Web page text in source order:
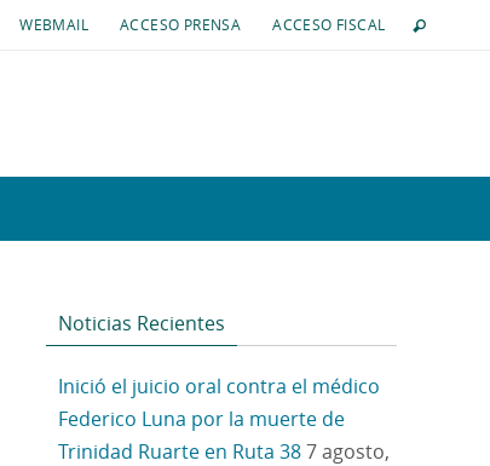
WEBMAIL ACCESO PRENSA ACCESO FISCAL
Noticias Recientes
Inició el juicio oral contra el médico
Federico Luna por la muerte de
Trinidad Ruarte en Ruta 387 agosto,